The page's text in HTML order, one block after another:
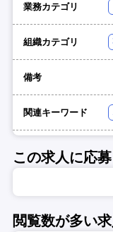
業務カテゴリ
組織カテゴリ
備考
関連キーワード
この求人に応
閲覧数が多い